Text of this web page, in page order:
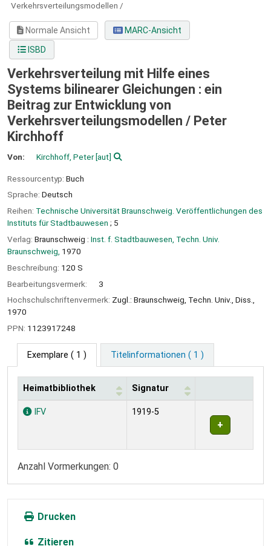
Verkehrsverteilungsmodellen /
Normale Ansicht
MARC-Ansicht
ISBD
Verkehrsverteilung mit Hilfe eines
Systems bilinearer Gleichungen : ein
Beitrag zur Entwicklung von
Verkehrsverteilungsmodellen / Peter
Kirchhoff
Von: Kirchhoff, Peter[aut]
Ressourcentyp: Buch
Sprache: Deutsch
Reihen: Technische Universität Braunschweig. Veröffentlichungen des
Instituts für Stadtbauwesen ; 5
Verlag: Braunschweig : Inst. f. Stadtbauwesen, Techn. Univ.
Braunschweig, 1970
Beschreibung: 120 S
Bearbeitungsvermerk:
3
Hochschulschriftenvermerk: Zugl.: Braunschweig, Techn. Univ., Diss.,
1970
PPN: 1123917248
Exemplare ( 1 ) Titelinformationen ( 1 )
Exemplare
Heimatbibliothek Signatur
IFV 1919-5
Anzahl Vormerkungen: 0
Drucken
Zitieren